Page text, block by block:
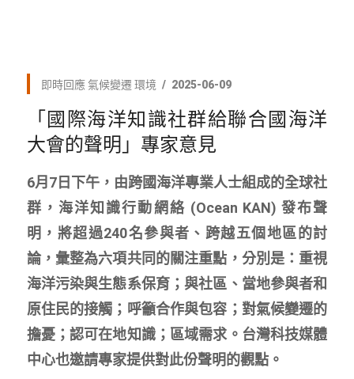
即時回應 氣候變遷 環境 2025-06-09
「國際海洋知識社群給聯合國海洋
大會的聲明」專家意見
6月7日下午，由跨國海洋專業人士組成的全球社
群，海洋知識行動網絡 (Ocean KAN) 發布聲
明，將超過240名參與者、跨越五個地區的討
論，彙整為六項共同的關注重點，分別是：重視
海洋污染與生態系保育；與社區、當地參與者和
原住民的接觸；呼籲合作與包容；對氣候變遷的
擔憂；認可在地知識；區域需求。台灣科技媒體
中心也邀請專家提供對此份聲明的觀點。